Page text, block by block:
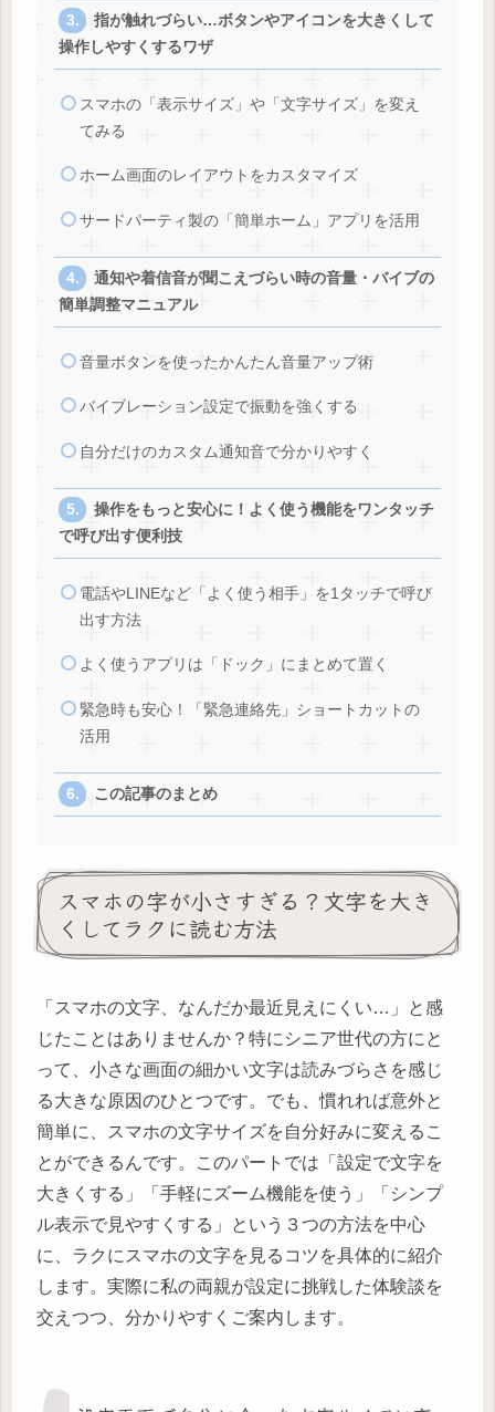
指が触れづらい…ボタンやアイコンを大きくして
操作しやすくするワザ
スマホの「表示サイズ」や「文字サイズ」を変え
てみる
ホーム画面のレイアウトをカスタマイズ
サードパーティ製の「簡単ホーム」アプリを活用
通知や着信音が聞こえづらい時の音量・バイブの
簡単調整マニュアル
音量ボタンを使ったかんたん音量アップ術
バイブレーション設定で振動を強くする
自分だけのカスタム通知音で分かりやすく
操作をもっと安心に！よく使う機能をワンタッチ
で呼び出す便利技
電話やLINEなど「よく使う相手」を1タッチで呼び
出す方法
よく使うアプリは「ドック」にまとめて置く
緊急時も安心！「緊急連絡先」ショートカットの
活用
この記事のまとめ
スマホの字が小さすぎる？文字を大き
くしてラクに読む方法
「スマホの文字、なんだか最近見えにくい…」と感
じたことはありませんか？特にシニア世代の方にと
って、小さな画面の細かい文字は読みづらさを感じ
る大きな原因のひとつです。でも、慣れれば意外と
簡単に、スマホの文字サイズを自分好みに変えるこ
とができるんです。このパートでは「設定で文字を
大きくする」「手軽にズーム機能を使う」「シンプ
ル表示で見やすくする」という３つの方法を中心
に、ラクにスマホの文字を見るコツを具体的に紹介
します。実際に私の両親が設定に挑戦した体験談を
交えつつ、分かりやすくご案内します。